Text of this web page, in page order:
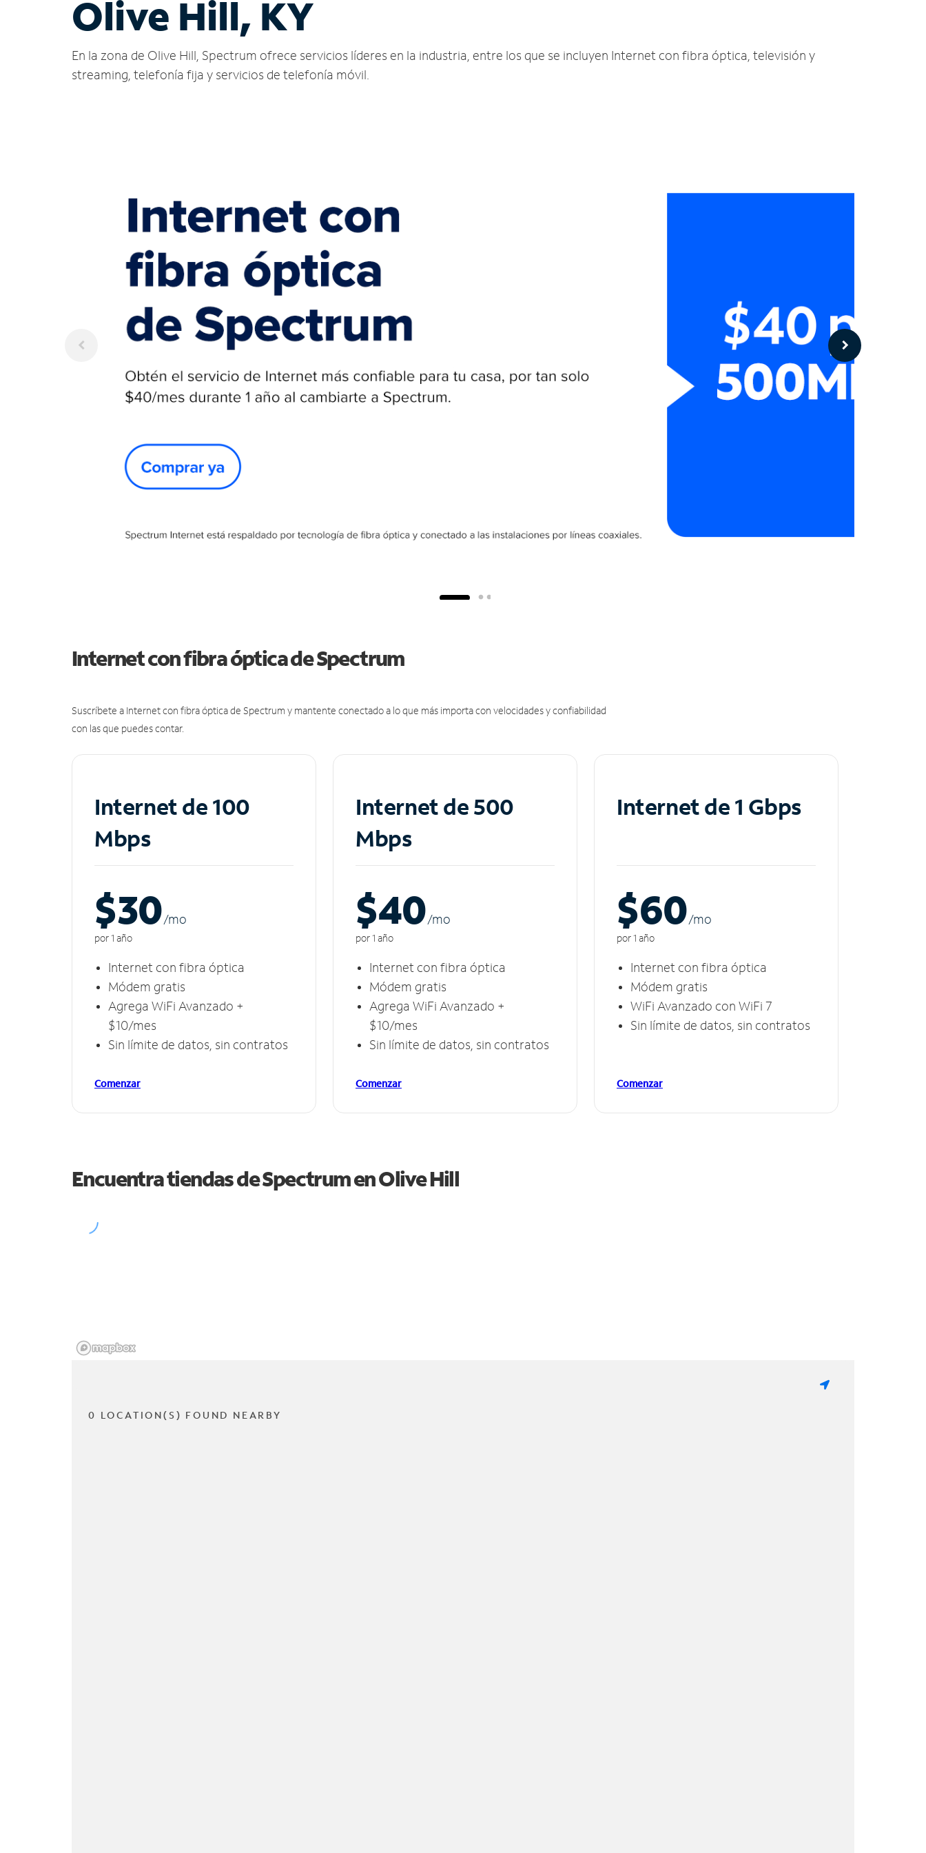
Olive Hill, KY
En la zona de Olive Hill, Spectrum ofrece servicios líderes en la industria, entre los que se incluyen Internet con fibra óptica, televisión y
streaming, telefonía fija y servicios de telefonía móvil.
Internet con fibra óptica de Spectrum
Suscríbete a Internet con fibra óptica de Spectrum y mantente conectado a lo que más importa con velocidades y confiabilidad
con las que puedes contar.
Internet de 100
Mbps
$30/mo
por 1 año
Internet con fibra óptica
Módem gratis
Agrega WiFi Avanzado +
$10/mes
Sin límite de datos, sin contratos
Comenzar
Internet de 500
Mbps
$40/mo
por 1 año
Internet con fibra óptica
Módem gratis
Agrega WiFi Avanzado +
$10/mes
Sin límite de datos, sin contratos
Comenzar
Internet de 1 Gbps
$60/mo
por 1 año
Internet con fibra óptica
Módem gratis
WiFi Avanzado con WiFi 7
Sin límite de datos, sin contratos
Comenzar
Encuentra tiendas de Spectrum enOlive Hill
0 LOCATION(S) FOUND NEARBY